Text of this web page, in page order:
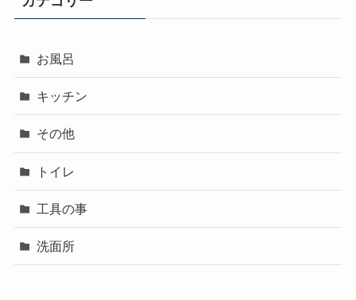
お風呂
キッチン
その他
トイレ
工具の事
洗面所